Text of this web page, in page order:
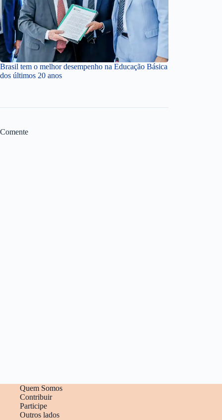
Brasil tem o melhor desempenho na Educação Básica
dos últimos 20 anos
Comente
Quem Somos
Contribuir
Participe
Outros lados